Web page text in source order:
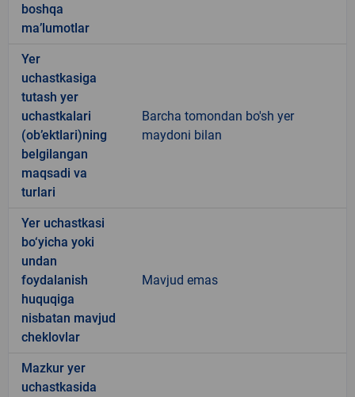
boshqa
ma’lumotlar
Yer
uchastkasiga
tutash yer
uchastkalari
(ob’ektlari)ning
belgilangan
maqsadi va
turlari
Barcha tomondan bo'sh yer
maydoni bilan
Yer uchastkasi
bo‘yicha yoki
undan
foydalanish
huquqiga
nisbatan mavjud
cheklovlar
Mavjud emas
Mazkur yer
uchastkasida